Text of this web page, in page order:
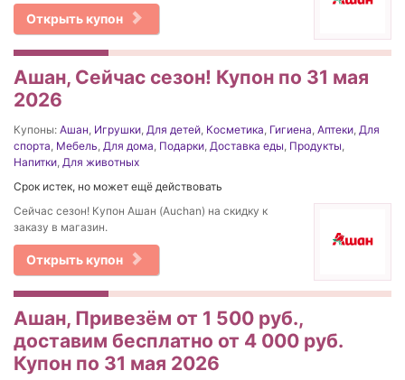
Открыть купон
Ашан, Сейчас сезон! Купон по 31 мая
2026
Купоны: Ашан, Игрушки, Для детей, Косметика, Гигиена, Аптеки, Для
спорта, Мебель, Для дома, Подарки, Доставка еды, Продукты,
Напитки, Для животных
Срок истек, но может ещё действовать
Сейчас сезон! Купон Ашан (Auchan) на скидку к
заказу в магазин.
Открыть купон
Ашан, Привезём от 1 500 руб.,
доставим бесплатно от 4 000 руб.
Купон по 31 мая 2026